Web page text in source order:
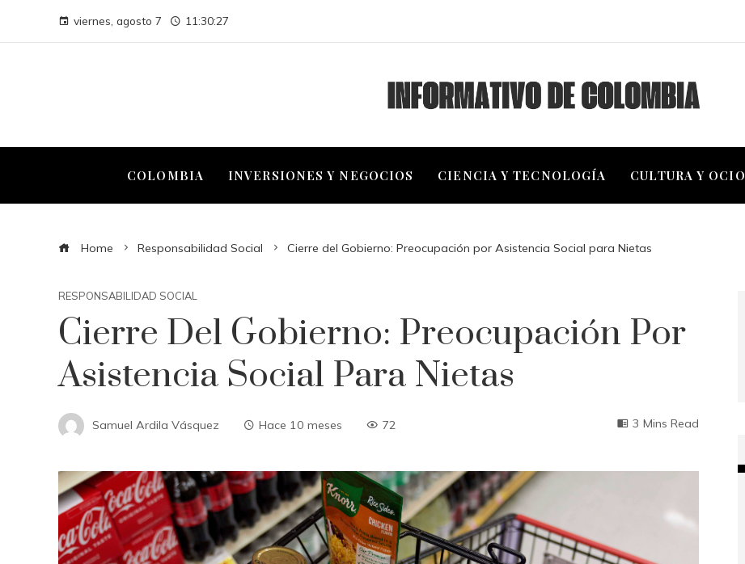
viernes, agosto 7 11:30:28
COLOMBIA INVERSIONES Y NEGOCIOS CIENCIA Y TECNOLOGÍA CULTURA Y OCIO
Home Responsabilidad Social Cierre del Gobierno: Preocupación por Asistencia Social para Nietas
RESPONSABILIDAD SOCIAL
Cierre Del Gobierno: Preocupación Por
Asistencia Social Para Nietas
Samuel Ardila Vásquez Hace 10 meses 72 3 Mins Read